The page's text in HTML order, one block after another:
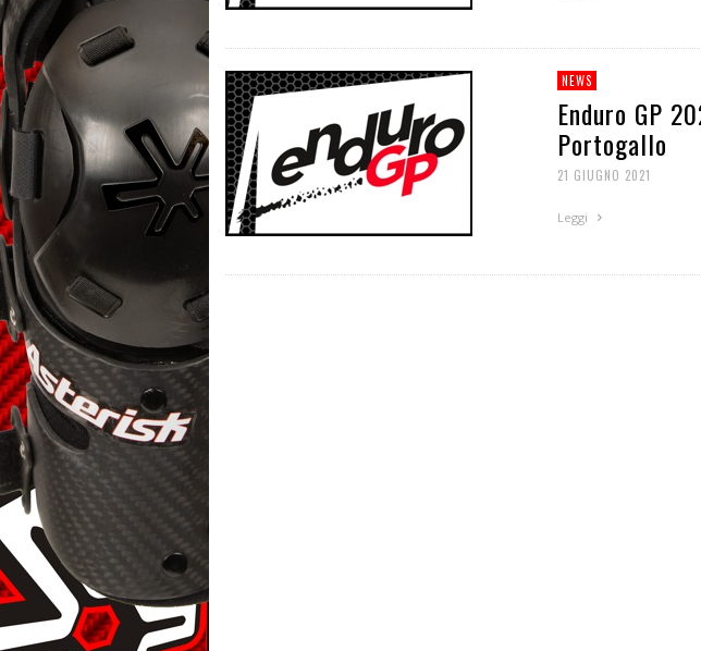
NEWS
Enduro GP
Portogallo
21 GIUGNO 2021
Leggi